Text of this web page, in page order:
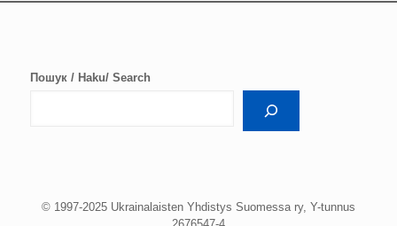
Пошук / Haku/ Search
© 1997-2025 Ukrainalaisten Yhdistys Suomessa ry, Y-tunnus